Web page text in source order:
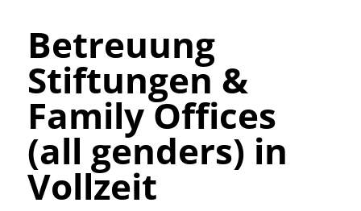
Betreuung
Stiftungen &
Family Offices
(all genders) in
Vollzeit